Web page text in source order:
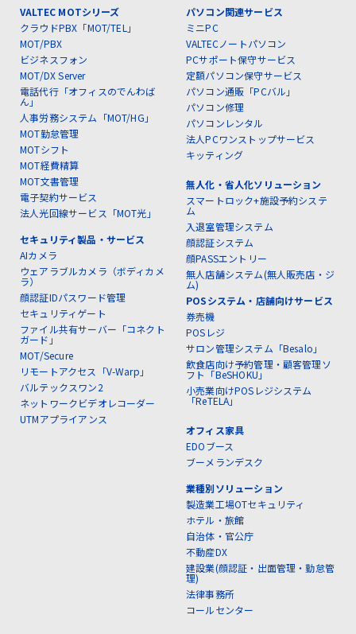
VALTEC MOTシリーズ
クラウドPBX「MOT/TEL」
MOT/PBX
ビジネスフォン
MOT/DX Server
電話代行「オフィスのでんわば
ん」
人事労務システム「MOT/HG」
MOT勤怠管理
MOTシフト
MOT経費精算
MOT文書管理
電子契約サービス
法人光回線サービス「MOT光」
セキュリティ製品・サービス
AIカメラ
ウェアラブルカメラ（ボディカメ
ラ）
顔認証IDパスワード管理
セキュリティゲート
ファイル共有サーバー「コネクト
ガード」
MOT/Secure
リモートアクセス「V-Warp」
バルテックスワン2
ネットワークビデオレコーダー
UTMアプライアンス
パソコン関連サービス
ミニPC
VALTECノートパソコン
PCサポート保守サービス
定額パソコン保守サービス
パソコン通販「PCバル」
パソコン修理
パソコンレンタル
法人PCワンストップサービス
キッティング
無人化・省人化ソリューション
スマートロック+施設予約システ
ム
入退室管理システム
顔認証システム
顔PASSエントリー
無人店舗システム(無人販売店・ジ
ム)
POSシステム・店舗向けサービス
券売機
POSレジ
サロン管理システム「Besalo」
飲食店向け予約管理・顧客管理ソ
フト「BeSHOKU」
小売業向けPOSレジシステム
「ReTELA」
オフィス家具
EDOブース
ブーメランデスク
業種別ソリューション
製造業工場OTセキュリティ
ホテル・旅館
自治体・官公庁
不動産DX
建設業(顔認証・出面管理・勤怠管
理)
法律事務所
コールセンター